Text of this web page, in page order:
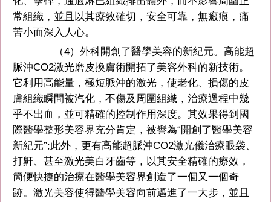
常組織，並且以其療效確切，安全可靠，無瘢痕，痛
苦小而深入人心。
（4）外科開創了醫學美容的新紀元。高能超
脈沖CO2激光磨皮換膚術開拓了美容外科的新技術。
它利用高能量，極短脈沖的激光，使老化、損傷的皮
膚組織瞬間被汽化，不傷及周圍組織，治療過程中幾
乎不出血，並可精確的控制作用深度。其效果得到國
際醫學整形美容界充分肯定，被譽為“開創了醫學美容
新紀元”;此外，更有高能超脈沖CO2激光儀治療眼袋、
打鼾、甚至激光美白牙齒等，以其安全精確的療效，
簡便快捷的治療在醫學美容界創造了一個又一個奇
跡。激光美容使得醫學美容向前邁進了一大步，並且